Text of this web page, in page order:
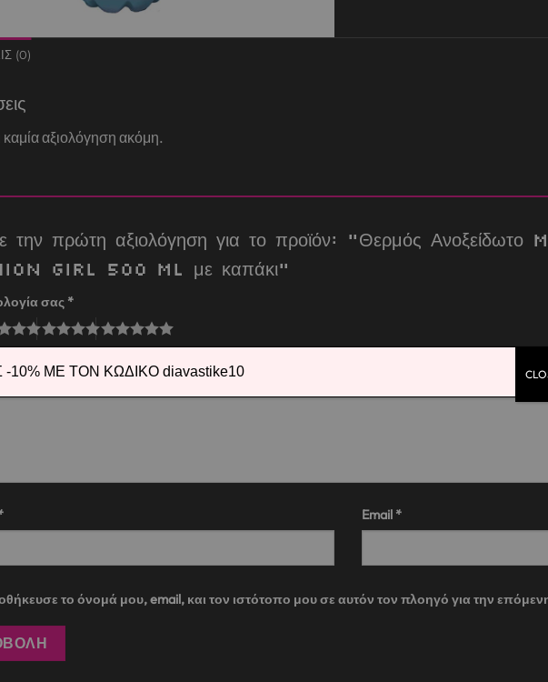
(0)
αξιολόγηση ακόμη.
την πρώτη αξιολόγηση για το προϊόν: “Θερμός
Girl 500 ml με καπάκι”
σας *
Email *
το όνομά μου, email, και τον ιστότοπο μου σε αυτόν τον πλοηγό για την
10% ΜΕ ΤΟΝ ΚΩΔΙΚΟ diavastike10